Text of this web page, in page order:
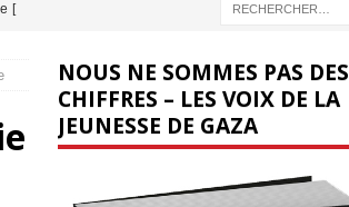
[
NOUS NE SOMMES PAS DES
CHIFFRES – LES VOIX DE LA
JEUNESSE DE GAZA